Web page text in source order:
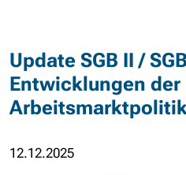
Update SGB II /
Entwicklungen der
12.12.2025